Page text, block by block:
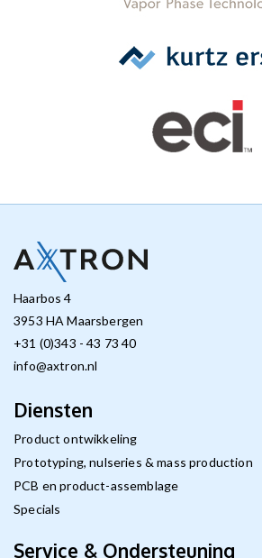
Haarbos 4
3953 HA Maarsbergen
+31 (0)343 - 43 73 40
info@axtron.nl
Diensten
Product ontwikkeling
Prototyping, nulseries & mass production
PCB en product-assemblage
Specials
Service & Ondersteuning